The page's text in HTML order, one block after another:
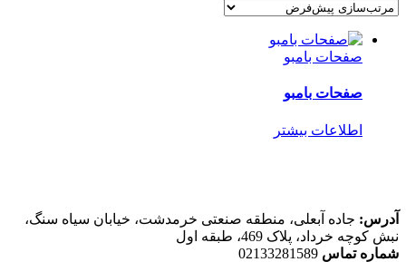
صفحات بامبو
صفحات بامبو
اطلاعات بیشتر
آدرس: جاده آبعلی، منطقه صنعتی خرمدشت، خیابان سیاه سنگ،
نبش کوچه خرداد، پلاک 469، طبقه اول
شماره تماس 02133281589